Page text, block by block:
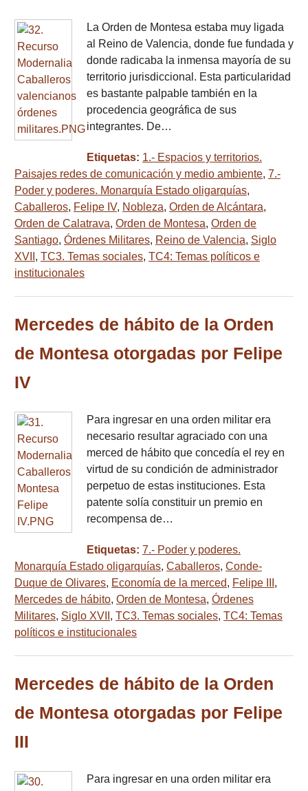
La Orden de Montesa estaba muy ligada
al Reino de Valencia, donde fue fundada y
donde radicaba la inmensa mayoría de su
territorio jurisdiccional. Esta particularidad
es bastante palpable también en la
procedencia geográfica de sus
integrantes. De…
Etiquetas: 1.- Espacios y territorios.
Paisajes redes de comunicación y medio ambiente, 7.-
Poder y poderes. Monarquía Estado oligarquías,
Caballeros, Felipe IV, Nobleza, Orden de Alcántara,
Orden de Calatrava, Orden de Montesa, Orden de
Santiago, Órdenes Militares, Reino de Valencia, Siglo
XVII , TC3. Temas sociales, TC4: Temas políticos e
institucionales
Mercedes de hábito de la Orden
de Montesa otorgadas por Felipe
IV
Para ingresar en una orden militar era
necesario resultar agraciado con una
merced de hábito que concedía el rey en
virtud de su condición de administrador
perpetuo de estas instituciones. Esta
patente solía constituir un premio en
recompensa de…
Etiquetas: 7.- Poder y poderes.
Monarquía Estado oligarquías, Caballeros, Conde-
Duque de Olivares, Economía de la merced, Felipe III ,
Mercedes de hábito, Orden de Montesa, Órdenes
Militares, Siglo XVII , TC3. Temas sociales, TC4: Temas
políticos e institucionales
Mercedes de hábito de la Orden
de Montesa otorgadas por Felipe
III
Para ingresar en una orden militar era